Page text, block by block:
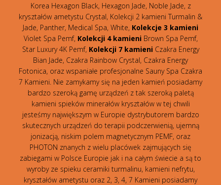
Korea Hexagon Black, Hexagon Jade, Noble Jade, z
kryształów ametystu Crystal, Kolekcji 2 kamieni Turmalin &
Jade, Panther, Medical Spa, White, Kolekcje 3 kamieni
Violet Spa Pemf, Kolekcji 4 kamieniBrown Spa Pemf,
Star Luxury 4K Pemf, Kolekcji 7 kamieniCzakra Energy
Bian Jade, Czakra Rainbow Crystal, Czakra Energy
Fotonica, oraz wspaniałe profesjonalne Sauny Spa Czakra
7 Kamieni. Nie zamykamy się na jeden kamień posiadamy
bardzo szeroką gamę urządzeń z tak szeroką paletą
kamieni spieków minerałów kryształów w tej chwili
jesteśmy największym w Europie dystrybutorem bardzo
skutecznych urządzeń do terapii podczerwienią, ujemną
jonizacją, niskim polem magnetycznym PEMF, oraz
PHOTON znanych z wielu placówek zajmujących się
zabiegami w Polsce Europie jak i na całym świecie a są to
wyroby ze spieku ceramiki turmalinu, kamieni nefrytu,
kryształów ametystu oraz 2, 3, 4, 7 Kamieni posiadamy